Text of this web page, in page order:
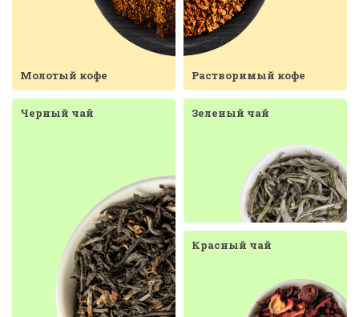
Молотый кофе Растворимый кофе
Черный чай Зеленый чай
Красный чай